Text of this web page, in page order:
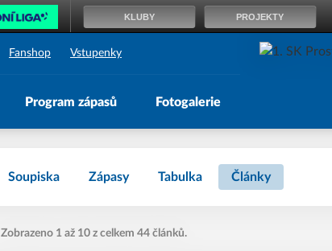
Fanshop Vstupenky
Program zápasů Fotogalerie
Soupiska Zápasy Tabulka Články
Zobrazeno 1 až 10 z celkem 44 článků.
KLUBY PROJEKTY